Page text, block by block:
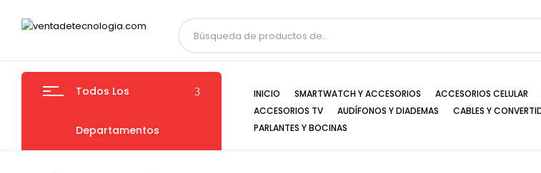
Todos Los
Departamentos
INICIO SMARTWATCH Y ACCESORIOS ACCESORIOS CELULAR
ACCESORIOS TV
AUDÍFONOS Y DIADEMAS CABLES Y
PARLANTES Y BOCINAS